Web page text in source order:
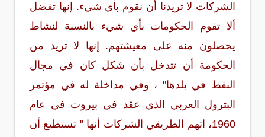
الشركات لا تريدنا أن نقوم بأي شيء. إنها تفضل
ألا تقوم الحكومات بأي شيء بالنسبة لنشاط
يحصلون منه على معيشتهم. إنها لا تريد من
الحكومة أن تتدخل بأن شكل كان في مجال
النفط في بلدها" ، وفي مداخلة له في مؤتمر
البترول العربي الذي عقد في بيروت في عام
1960، اتهم الطريقي الشركات أنها " تستطيع أن